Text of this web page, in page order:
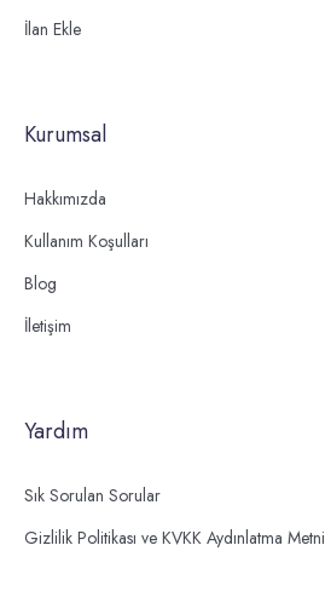
İlan Ekle
Kurumsal
Hakkımızda
Kullanım Koşulları
Blog
İletişim
Yardım
Sık Sorulan Sorular
Gizlilik Politikası ve KVKK Aydınlatma Metni